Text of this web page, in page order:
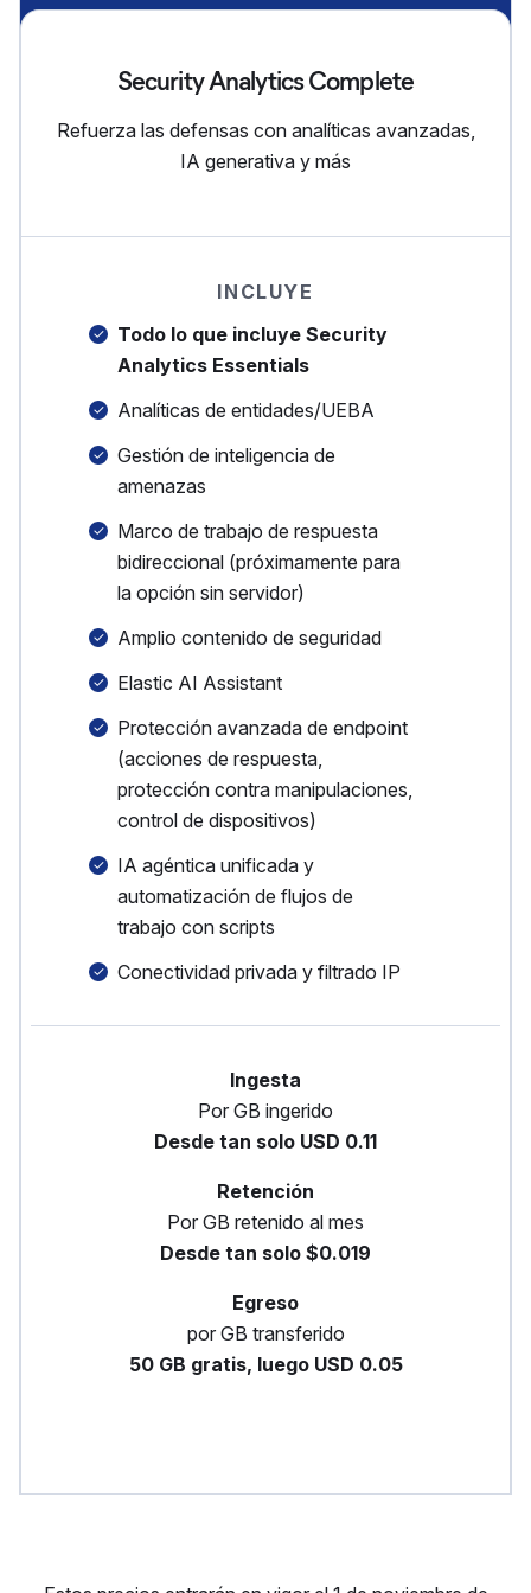
Security Analytics Complete
Refuerza las defensas con analíticas avanzadas,
IA generativa y más
INCLUYE
Todo lo que incluye Security
Analytics Essentials
Analíticas de entidades/UEBA
Gestión de inteligencia de
amenazas
Marco de trabajo de respuesta
bidireccional (próximamente para
la opción sin servidor)
Amplio contenido de seguridad
Elastic AI Assistant
Protección avanzada de endpoint
(acciones de respuesta,
protección contra manipulaciones,
control de dispositivos)
IA agéntica unificada y
automatización de flujos de
trabajo con scripts
Conectividad privada y filtrado IP
Ingesta
Por GB ingerido
Desde tan solo USD 0.11
Retención
Por GB retenido al mes
Desde tan solo $0.019
Egreso
por GB transferido
50 GB gratis, luego USD 0.05